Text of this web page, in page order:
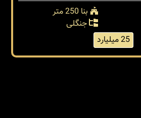
بنا 250 متر
جنگلی
25 میلیارد